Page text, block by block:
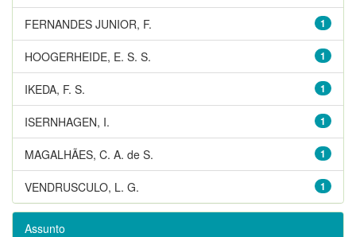
1
FERNANDES JUNIOR, F.
1
HOOGERHEIDE, E. S. S.
1
IKEDA, F. S.
1
ISERNHAGEN, I.
1
MAGALHÃES, C. A. de S.
1
VENDRUSCULO, L. G.
Assunto